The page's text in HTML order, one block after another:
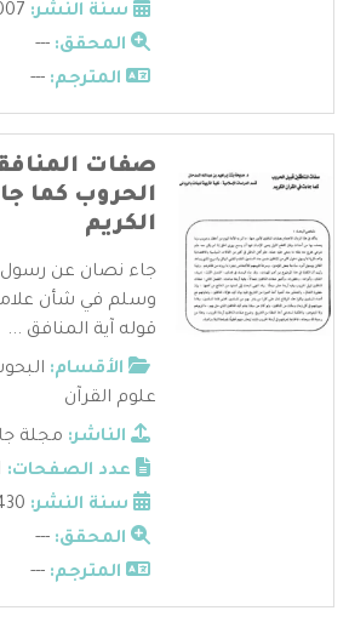
سنة النشر:
المحقق: ---
المترجم: ---
صفات
الحروب كما
الكريم
جاء نصان عن رسول
وسلم في شأن
قوله آية المنافق ...
الأقسام:
علوم القرآن
الناشر: مجلة
عدد الصفحات:
سنة النشر:
المحقق: ---
المترجم: ---